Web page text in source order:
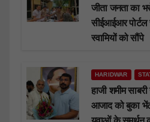
जीता जनता का
सीईआईआर पोर्टल
स्वामियों को सौंपे
HARIDWAR
हाजी शमीम
आजाद को बुका